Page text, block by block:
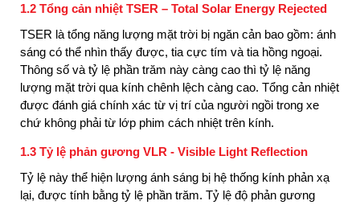
1.2 Tổng cản nhiệt TSER – Total Solar Energy Rejected
TSER là tổng năng lượng mặt trời bị ngăn cản bao gồm: ánh
sáng có thể nhìn thấy được, tia cực tím và tia hồng ngoại.
Thông số và tỷ lệ phần trăm này càng cao thì tỷ lệ năng
lượng mặt trời qua kính chênh lệch càng cao. Tổng cản nhiệt
được đánh giá chính xác từ vị trí của người ngồi trong xe
chứ không phải từ lớp phim cách nhiệt trên kính.
1.3 Tỷ lệ phản gương VLR - Visible Light Reflection
Tỷ lệ này thể hiện lượng ánh sáng bị hệ thống kính phản xạ
lại, được tính bằng tỷ lệ phần trăm. Tỷ lệ độ phản gương